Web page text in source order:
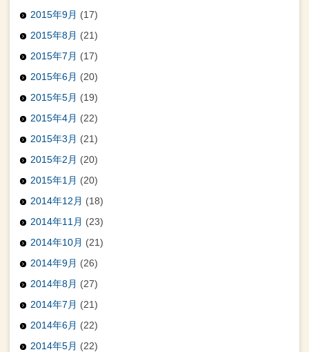
2015年9月 (17)
2015年8月 (21)
2015年7月 (17)
2015年6月 (20)
2015年5月 (19)
2015年4月 (22)
2015年3月 (21)
2015年2月 (20)
2015年1月 (20)
2014年12月 (18)
2014年11月 (23)
2014年10月 (21)
2014年9月 (26)
2014年8月 (27)
2014年7月 (21)
2014年6月 (22)
2014年5月 (22)